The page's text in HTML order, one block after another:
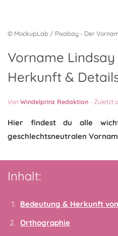
© MockupLab / Pixabay - Der
Vorname
Herkunft &
VonWindelprinz Redaktion - Zuletzt
Hier findest du alle
geschlechtsneutralen
Inhalt:
Bedeutung & Herkunft
Orthographie